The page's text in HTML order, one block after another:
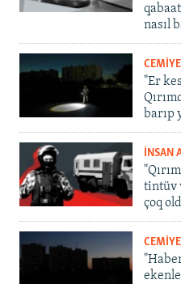
nasıl
"Er
barıp
İNSAN
tintüv
çoq